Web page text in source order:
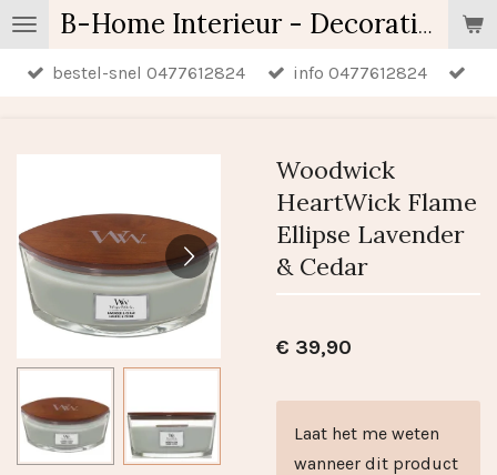
Ga
direct
naar
B-Home Interieur - Decoratie & Geschenken - Geurartikelen
bestel-snel 0477612824 info 0477612824
Woodwick
HeartWick Flame
Ellipse Lavender
& Cedar
€ 39,90
Laat het me weten
wanneer dit product